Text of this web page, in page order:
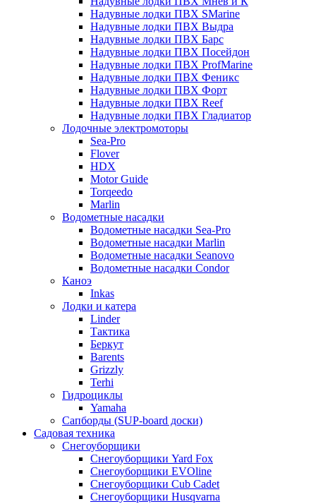
Надувные лодки ПВХ SMarine
Надувные лодки ПВХ Выдра
Надувные лодки ПВХ Барс
Надувные лодки ПВХ Посейдон
Надувные лодки ПВХ ProfMarine
Надувные лодки ПВХ Феникс
Надувные лодки ПВХ Форт
Надувные лодки ПВХ Reef
Надувные лодки ПВХ Гладиатор
Лодочные электромоторы
Sea-Pro
Flover
HDX
Motor Guide
Torqeedo
Marlin
Водометные насадки
Водометные насадки Sea-Pro
Водометные насадки Marlin
Водометные насадки Seanovo
Водометные насадки Condor
Каноэ
Inkas
Лодки и катера
Linder
Тактика
Беркут
Barents
Grizzly
Terhi
Гидроциклы
Yamaha
Сапборды (SUP-board доски)
Садовая техника
Снегоуборщики
Снегоуборщики Yard Fox
Снегоуборщики EVOline
Снегоуборщики Cub Cadet
Снегоуборщики Husqvarna